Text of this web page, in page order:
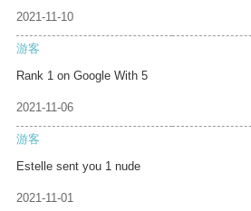
2021-11-10
游客
Rank 1 on Google With 5
2021-11-06
游客
Estelle sent you 1 nude
2021-11-01